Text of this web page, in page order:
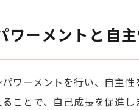
ワーメントと自
ワーメントを行い、自主
ことで、自己成長を促進